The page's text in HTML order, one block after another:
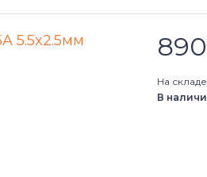
5.5x2.5мм
890
На складе
В